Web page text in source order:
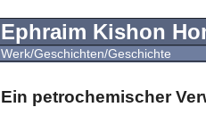
Ephraim Kishon
Werk/Geschichten/Geschichte
Ein petrochemischer